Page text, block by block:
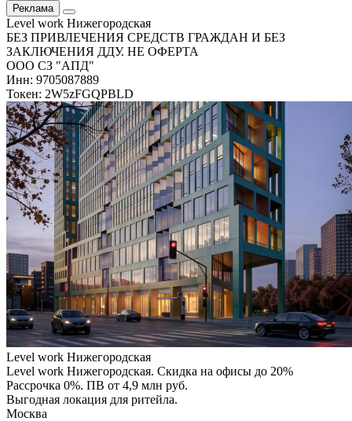
Реклама
Level work Нижегородская
БЕЗ ПРИВЛЕЧЕНИЯ СРЕДСТВ ГРАЖДАН И БЕЗ
ЗАКЛЮЧЕНИЯ ДДУ. НЕ ОФЕРТА
ООО СЗ "АПД"
Инн: 9705087889
Токен: 2W5zFGQPBLD
Level work Нижегородская
Level work Нижегородская. Скидка на офисы до 20%
Рассрочка 0%. ПВ от 4,9 млн руб.
Выгодная локация для ритейла.
Москва